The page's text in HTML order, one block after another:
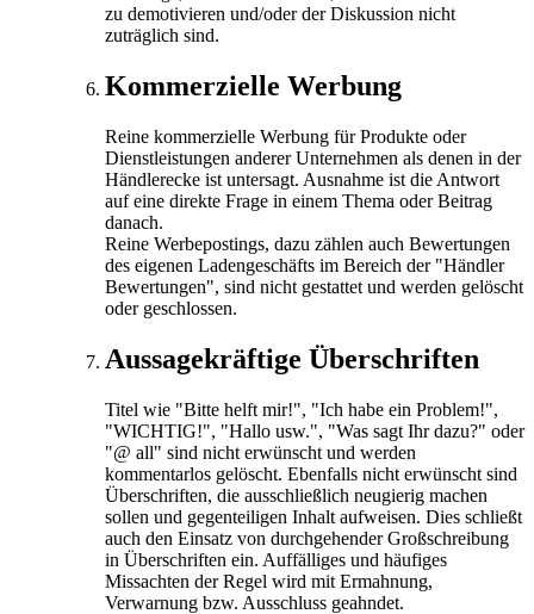
zu demotivieren und/oder der Diskussion nicht
zuträglich sind.
Kommerzielle Werbung
Reine kommerzielle Werbung für Produkte oder
Dienstleistungen anderer Unternehmen als denen in der
Händlerecke ist untersagt. Ausnahme ist die Antwort
auf eine direkte Frage in einem Thema oder Beitrag
danach.
Reine Werbepostings, dazu zählen auch Bewertungen
des eigenen Ladengeschäfts im Bereich der "Händler
Bewertungen", sind nicht gestattet und werden gelöscht
oder geschlossen.
Aussagekräftige Überschriften
Titel wie "Bitte helft mir!", "Ich habe ein Problem!",
"WICHTIG!", "Hallo usw.", "Was sagt Ihr dazu?" oder
"@ all" sind nicht erwünscht und werden
kommentarlos gelöscht. Ebenfalls nicht erwünscht sind
Überschriften, die ausschließlich neugierig machen
sollen und gegenteiligen Inhalt aufweisen. Dies schließt
auch den Einsatz von durchgehender Großschreibung
in Überschriften ein. Auffälliges und häufiges
Missachten der Regel wird mit Ermahnung,
Verwarnung bzw. Ausschluss geahndet.